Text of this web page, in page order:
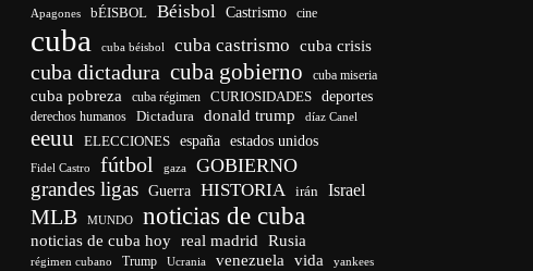
Apagones bÉISBOL Béisbol Castrismo cine
cuba cuba béisbol cuba castrismo cuba crisis
cuba dictadura cuba gobierno cuba miseria
cuba pobreza cuba régimen CURIOSIDADES deportes
derechos humanos Dictadura donald trump díaz Canel
eeuu ELECCIONES españa estados unidos
Fidel Castro fútbol gaza GOBIERNO
grandes ligas Guerra HISTORIA irán Israel
MLB MUNDO noticias de cuba
noticias de cuba hoy real madrid Rusia
régimen cubano Trump Ucrania venezuela vida yankees